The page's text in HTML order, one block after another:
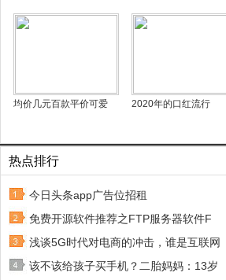
均价几元百款平价可爱 2020年的口红流行
热点排行
今日头条app广告位招租
免费开源软件推荐之FTP服务器软件F
浅谈5G时代对电商的冲击，谁是互联网
该不该给孩子买手机？二胎妈妈：13岁